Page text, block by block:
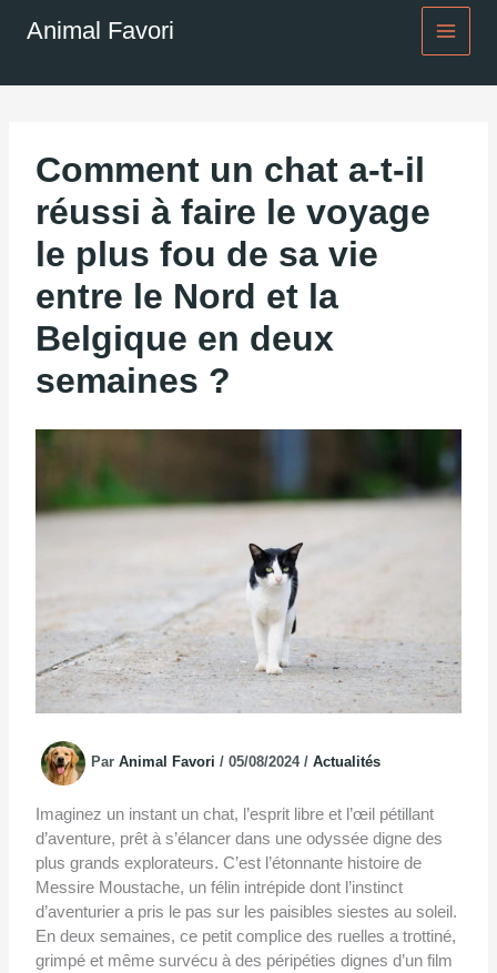
Animal Favori
Comment un chat a-t-il
réussi à faire le voyage
le plus fou de sa vie
entre le Nord et la
Belgique en deux
semaines ?
ParAnimal Favori/05/08/2024/Actualités
Imaginez un instant un chat, l’esprit libre et l’œil pétillant
d’aventure, prêt à s’élancer dans une odyssée digne des
plus grands explorateurs. C’est l’étonnante histoire de
Messire Moustache, un félin intrépide dont l’instinct
d’aventurier a pris le pas sur les paisibles siestes au soleil.
En deux semaines, ce petit complice des ruelles a trottiné,
grimpé et même survécu à des péripéties dignes d’un film